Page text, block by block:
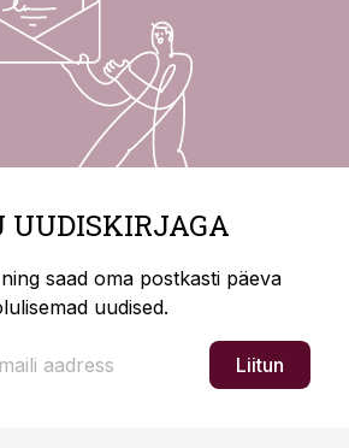
UUDISKIRJAGA
saad oma postkasti päeva
uudised.
Liitun